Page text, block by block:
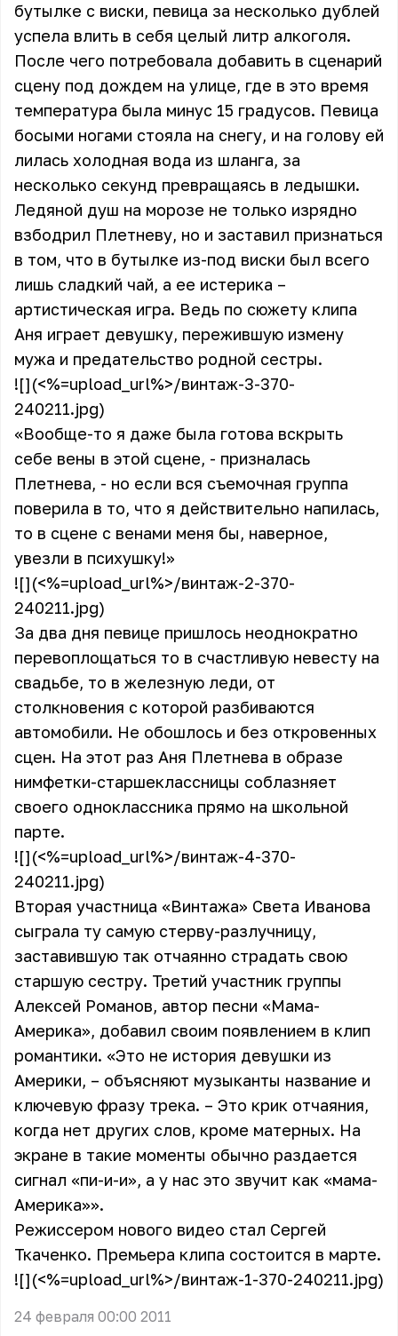
бутылке с виски, певица за несколько дублей
успела влить в себя целый литр алкоголя.
После чего потребовала добавить в сценарий
сцену под дождем на улице, где в это время
температура была минус 15 градусов. Певица
босыми ногами стояла на снегу, и на голову ей
лилась холодная вода из шланга, за
несколько секунд превращаясь в ледышки.
Ледяной душ на морозе не только изрядно
взбодрил Плетневу, но и заставил признаться
в том, что в бутылке из-под виски был всего
лишь сладкий чай, а ее истерика –
артистическая игра. Ведь по сюжету клипа
Аня играет девушку, пережившую измену
мужа и предательство родной сестры.
![](<%=upload_url%>/винтаж-3-370-
240211.jpg)
«Вообще-то я даже была готова вскрыть
себе вены в этой сцене, - призналась
Плетнева, - но если вся съемочная группа
поверила в то, что я действительно напилась,
то в сцене с венами меня бы, наверное,
увезли в психушку!»
![](<%=upload_url%>/винтаж-2-370-
240211.jpg)
За два дня певице пришлось неоднократно
перевоплощаться то в счастливую невесту на
свадьбе, то в железную леди, от
столкновения с которой разбиваются
автомобили. Не обошлось и без откровенных
сцен. На этот раз Аня Плетнева в образе
нимфетки-старшеклассницы соблазняет
своего одноклассника прямо на школьной
парте.
![](<%=upload_url%>/винтаж-4-370-
240211.jpg)
Вторая участница «Винтажа» Света Иванова
сыграла ту самую стерву-разлучницу,
заставившую так отчаянно страдать свою
старшую сестру. Третий участник группы
Алексей Романов, автор песни «Мама-
Америка», добавил своим появлением в клип
романтики. «Это не история девушки из
Америки, – объясняют музыканты название и
ключевую фразу трека. – Это крик отчаяния,
когда нет других слов, кроме матерных. На
экране в такие моменты обычно раздается
сигнал «пи-и-и», а у нас это звучит как «мама-
Америка»».
Режиссером нового видео стал Сергей
Ткаченко. Премьера клипа состоится в марте.
![](<%=upload_url%>/винтаж-1-370-240211.jpg)
24 февраля 00:00 2011